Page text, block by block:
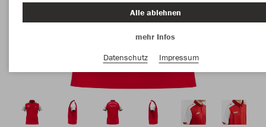
Alle ablehnen
mehr Infos
Datenschutz
Impressum